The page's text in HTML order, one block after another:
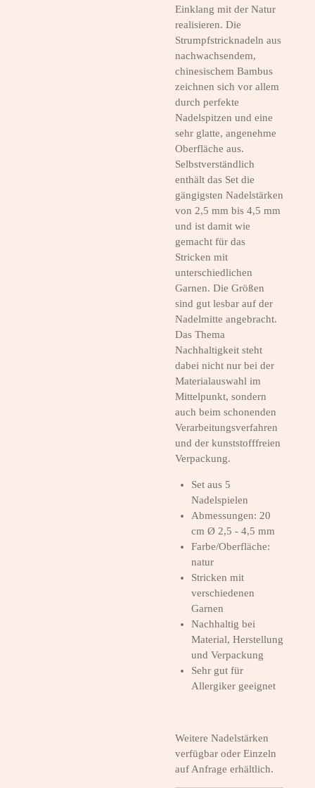
Einklang mit der Natur
realisieren. Die
Strumpfstricknadeln aus
nachwachsendem,
chinesischem Bambus
zeichnen sich vor allem
durch perfekte
Nadelspitzen und eine
sehr glatte, angenehme
Oberfläche aus.
Selbstverständlich
enthält das Set die
gängigsten Nadelstärken
von 2,5 mm bis 4,5 mm
und ist damit wie
gemacht für das
Stricken mit
unterschiedlichen
Garnen. Die Größen
sind gut lesbar auf der
Nadelmitte angebracht.
Das Thema
Nachhaltigkeit steht
dabei nicht nur bei der
Materialauswahl im
Mittelpunkt, sondern
auch beim schonenden
Verarbeitungsverfahren
und der kunststofffreien
Verpackung.
Set aus 5
Nadelspielen
Abmessungen: 20
cm Ø 2,5 - 4,5 mm
Farbe/Oberfläche:
natur
Stricken mit
verschiedenen
Garnen
Nachhaltig bei
Material, Herstellung
und Verpackung
Sehr gut für
Allergiker geeignet
Weitere Nadelstärken
verfügbar oder Einzeln
auf Anfrage erhältlich.